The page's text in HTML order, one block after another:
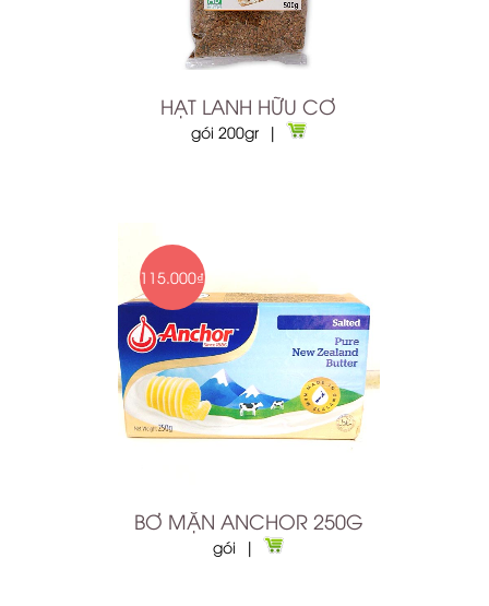
HẠT LANH HỮU CƠ
gói 200gr |
115.000₫
BƠ MẶN ANCHOR 250G
gói |